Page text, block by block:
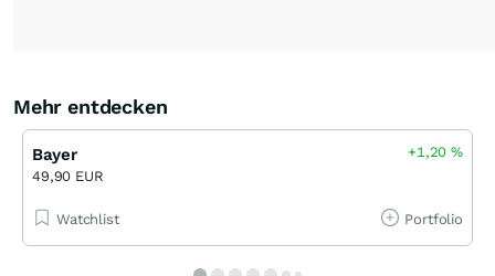
Mehr entdecken
Bayer
49,90 EUR
+1,20%
Watchlist Portfolio